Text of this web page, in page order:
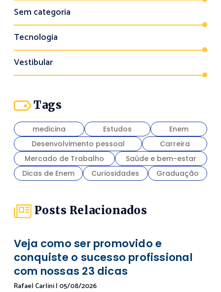
Sem categoria
Tecnologia
Vestibular
Tags
medicina Estudos
Enem
Desenvolvimento pessoal
Carreira
Mercado de Trabalho
Saúde e bem-estar
Dicas de Enem
Curiosidades Graduação
Posts Relacionados
Veja como ser promovido e
conquiste o sucesso profissional
com nossas 23 dicas
Rafael Carlini| 05/08/2026